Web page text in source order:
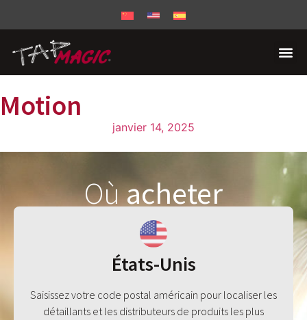
Motion
janvier 14, 2025
Oùacheter
États-Unis
Saisissez votre code postal américain pour localiser les
détaillants et les distributeurs de produits les plus